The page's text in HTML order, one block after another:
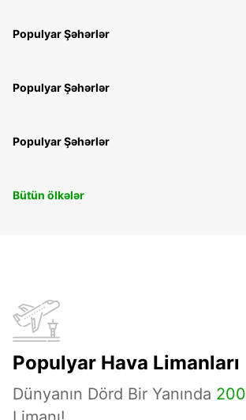
Populyar Şəhərlər
Populyar Şəhərlər
Populyar Şəhərlər
Bütün ölkələr
Populyar Hava Limanları
Dünyanın Dörd Bir Yanında 200